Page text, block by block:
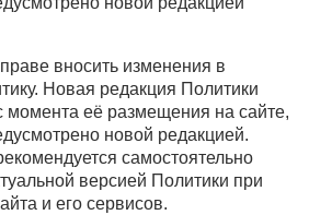
вносить изменения в
Новая редакция Политики
момента её размещения на сайте,
новой редакцией.
самостоятельно
версией Политики при
и его сервисов.